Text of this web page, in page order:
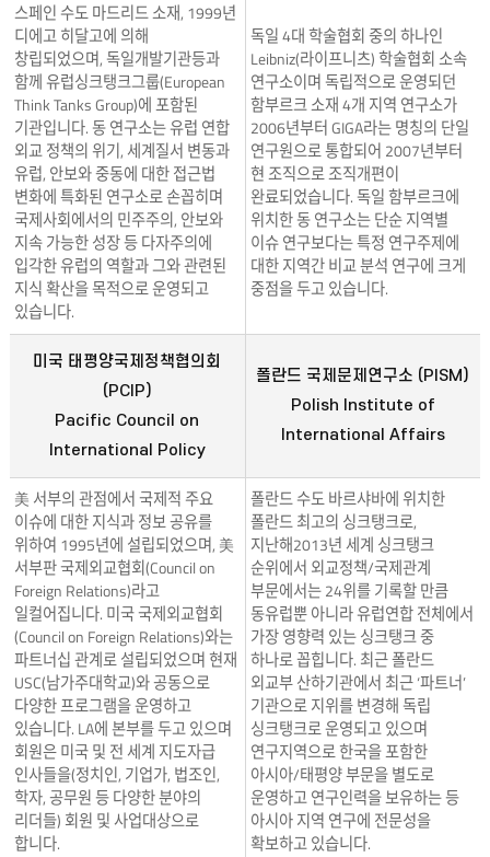
스페인 수도 마드리드 소재, 1999년
디에고 히달고에 의해
창립되었으며, 독일개발기관등과
함께 유럽싱크탱크그룹(European
Think Tanks Group)에 포함된
기관입니다. 동 연구소는 유럽 연합
외교 정책의 위기, 세계질서 변동과
유럽, 안보와 중동에 대한 접근법
변화에 특화된 연구소로 손꼽히며
국제사회에서의 민주주의, 안보와
지속 가능한 성장 등 다자주의에
입각한 유럽의 역할과 그와 관련된
지식 확산을 목적으로 운영되고
있습니다.
독일 4대 학술협회 중의 하나인
Leibniz(라이프니츠) 학술협회 소속
연구소이며 독립적으로 운영되던
함부르크 소재 4개 지역 연구소가
2006년부터 GIGA라는 명칭의 단일
연구원으로 통합되어 2007년부터
현 조직으로 조직개편이
완료되었습니다. 독일 함부르크에
위치한 동 연구소는 단순 지역별
이슈 연구보다는 특정 연구주제에
대한 지역간 비교 분석 연구에 크게
중점을 두고 있습니다.
미국 태평양국제정책협의회
(PCIP)
Pacific Council on
International Policy
폴란드 국제문제연구소 (PISM)
Polish Institute of
International Affairs
美 서부의 관점에서 국제적 주요
이슈에 대한 지식과 정보 공유를
위하여 1995년에 설립되었으며, 美
서부판 국제외교협회(Council on
Foreign Relations)라고
일컬어집니다. 미국 국제외교협회
(Council on Foreign Relations)와는
파트너십 관계로 설립되었으며 현재
USC(남가주대학교)와 공동으로
다양한 프로그램을 운영하고
있습니다. LA에 본부를 두고 있으며
회원은 미국 및 전 세계 지도자급
인사들을(정치인, 기업가, 법조인,
학자, 공무원 등 다양한 분야의
리더들) 회원 및 사업대상으로
합니다.
폴란드 수도 바르샤바에 위치한
폴란드 최고의 싱크탱크로,
지난해2013년 세계 싱크탱크
순위에서 외교정책/국제관계
부문에서는 24위를 기록할 만큼
동유럽뿐 아니라 유럽연합 전체에서
가장 영향력 있는 싱크탱크 중
하나로 꼽힙니다. 최근 폴란드
외교부 산하기관에서 최근 ‘파트너’
기관으로 지위를 변경해 독립
싱크탱크로 운영되고 있으며
연구지역으로 한국을 포함한
아시아/태평양 부문을 별도로
운영하고 연구인력을 보유하는 등
아시아 지역 연구에 전문성을
확보하고 있습니다.